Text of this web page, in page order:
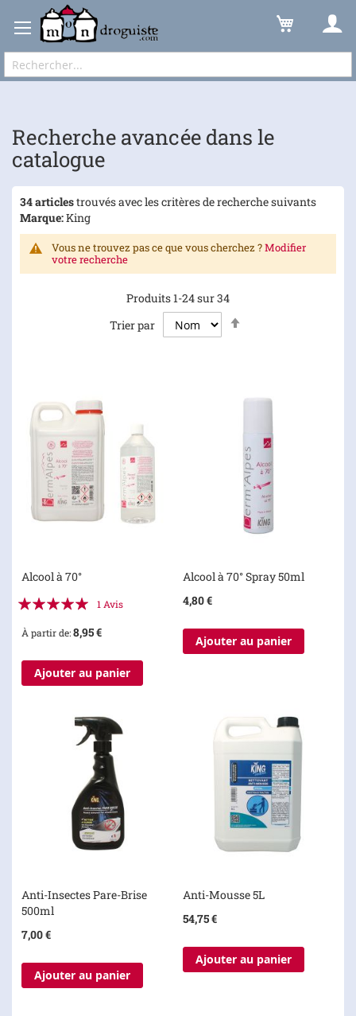
Expédition sous 48 à 72h et frais de port à partir de 6,90 € !
Recherche avancée dans le catalogue
Recherche avancée dans le
catalogue
34 articlestrouvés avec les critères de recherche suivants
Marque:King
Vous ne trouvez pas ce que vous cherchez ?Modifier
votre recherche
Produits1-24sur34
Trier par
Alcool à 70°
Évaluation:
1 Avis
À partir de 8,95 €
Ajouter au panier
Alcool à 70° Spray 50ml
4,80 €
Ajouter au panier
Anti-Insectes Pare-Brise
500ml
7,00 €
Ajouter au panier
Anti-Mousse 5L
54,75 €
Ajouter au panier